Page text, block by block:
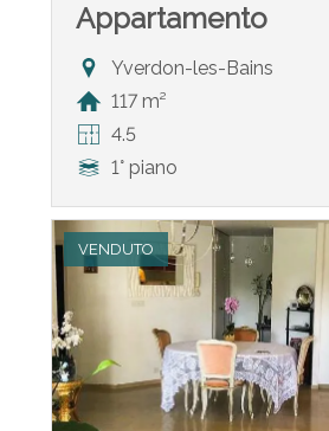
Appartamento
Yverdon-les-Bains
117 m²
4.5
1° piano
VENDUTO